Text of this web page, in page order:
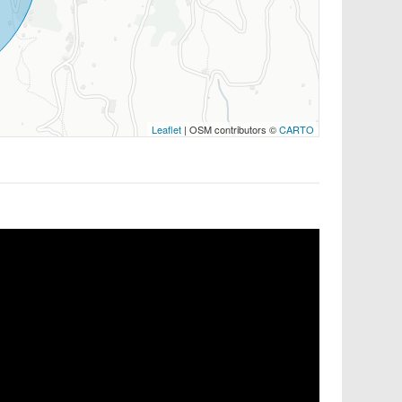
Leaflet| OSM contributors ©CARTO